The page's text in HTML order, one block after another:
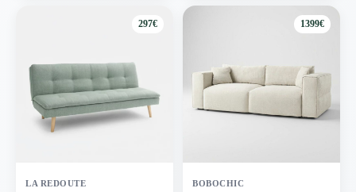
Que vaut ce Canapé
canape | 2024
297€
LA REDOUTE
1399€
BOBOCHIC